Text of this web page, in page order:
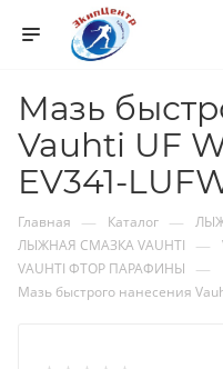
Мазь
Vauhti UF
EV341-
Главная — Каталог —
ЛЫЖНАЯ СМАЗКА VAUHTI —
VAUHTI ФТОР ПАРАФИНЫ —
Мазь быстрого нанесения